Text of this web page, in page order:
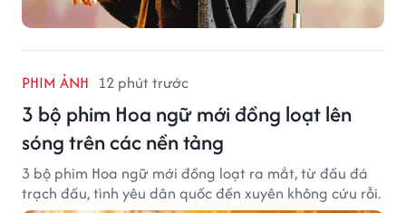
PHIM ẢNH 12 phút trước
3 bộ phim Hoa ngữ mới đồng loạt lên
sóng trên các nền tảng
3 bộ phim Hoa ngữ mới đồng loạt ra mắt, từ đấu đá
trạch đấu, tình yêu dân quốc đến xuyên không cứu rỗi.